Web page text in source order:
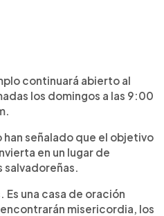
continuará abierto al
los domingos a las 9:00
han señalado que el objetivo
en un lugar de
Es una casa de oración
misericordia, los